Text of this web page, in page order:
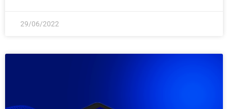
29/06/2022